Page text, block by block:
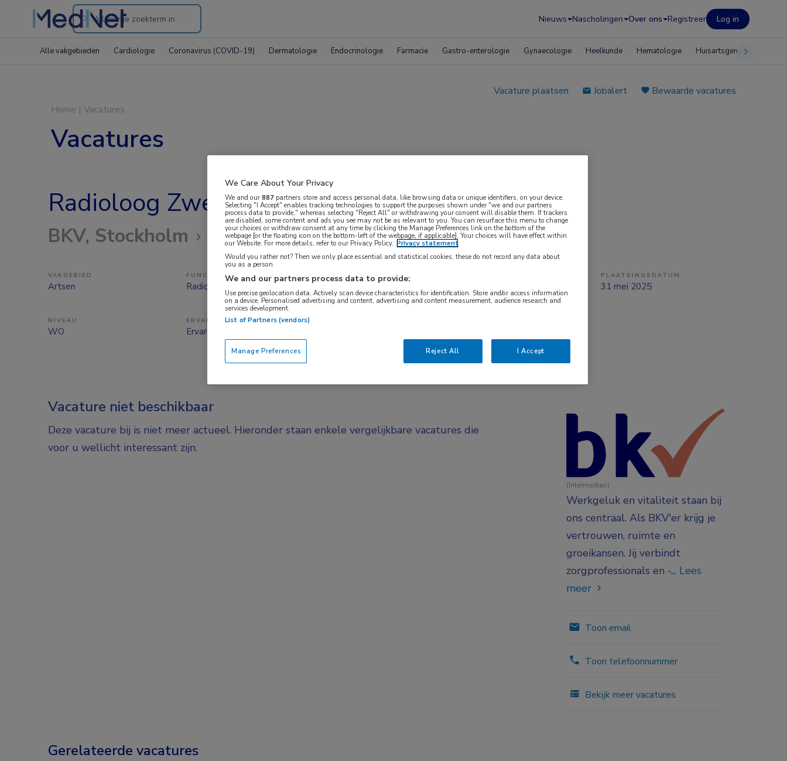
Search
the
Nieuws Nascholingen Over ons Registreer Log in
Alle vakgebieden Cardiologie Coronavirus (COVID-19) Dermatologie Endocrinologie Farmacie Gastro-enterologie Gynaecologie Heelkunde Hematologie Huisartsgeneeskunde
Vacature plaatsen Jobalert
Bewaarde vacatures
Home | Vacatures
Vacatures
Radioloog Zweden
BKV, Stockholm
VAKGEBIED
Artsen
FUNCTIE
Radioloog
BRANCHE PLAATSINGSDATUM
31 mei 2025
NIVEAU
WO
ERVARING
Ervaren
Vacature niet beschikbaar
Deze vacature bij is niet meer actueel. Hieronder staan enkele vergelijkbare vacatures die
voor u wellicht interessant zijn.
(Intermediair)
Werkgeluk en vitaliteit staan bij
ons centraal. Als BKV'er krijg je
vertrouwen, ruimte en
groeikansen. Jij verbindt
zorgprofessionals en -... Lees
meer
Toon email
Toon telefoonnummer
Bekijk meer vacatures
Gerelateerde vacatures
We Care About Your Privacy
We and our887 partners store and access personal data, like browsing data or unique identifiers, on your device.
Selecting "I Accept" enables tracking technologies to support the purposes shown under "we and our partners
process data to provide," whereas selecting "Reject All" or withdrawing your consent will disable them. If trackers
are disabled, some content and ads you see may not be as relevant to you. You can resurface this menu to change
your choices or withdraw consent at any time by clicking the Manage Preferences link on the bottom of the
webpage [or the floating icon on the bottom-left of the webpage, if applicable]. Your choices will have effect within
our Website. For more details, refer to our Privacy Policy. Privacy statement
Would you rather not? Then we only place essential and statistical cookies, these do not record any data about
you as a person
We and our partners process data to provide:
Use precise geolocation data. Actively scan device characteristics for identification. Store and/or access information
on a device. Personalised advertising and content, advertising and content measurement, audience research and
services development.
List of Partners (vendors)
Reject All I Accept
Manage Preferences